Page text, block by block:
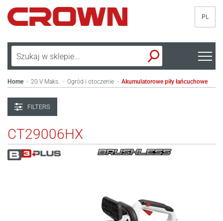
PL
Home > 20 V Maks. > Ogród i otoczenie > Akumulatorowe piły łańcuchowe
FILTERS
CT29006HX